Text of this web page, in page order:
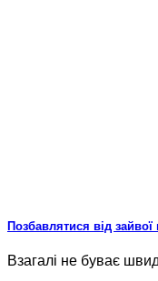
Позбавлятися від
Взагалі не буває